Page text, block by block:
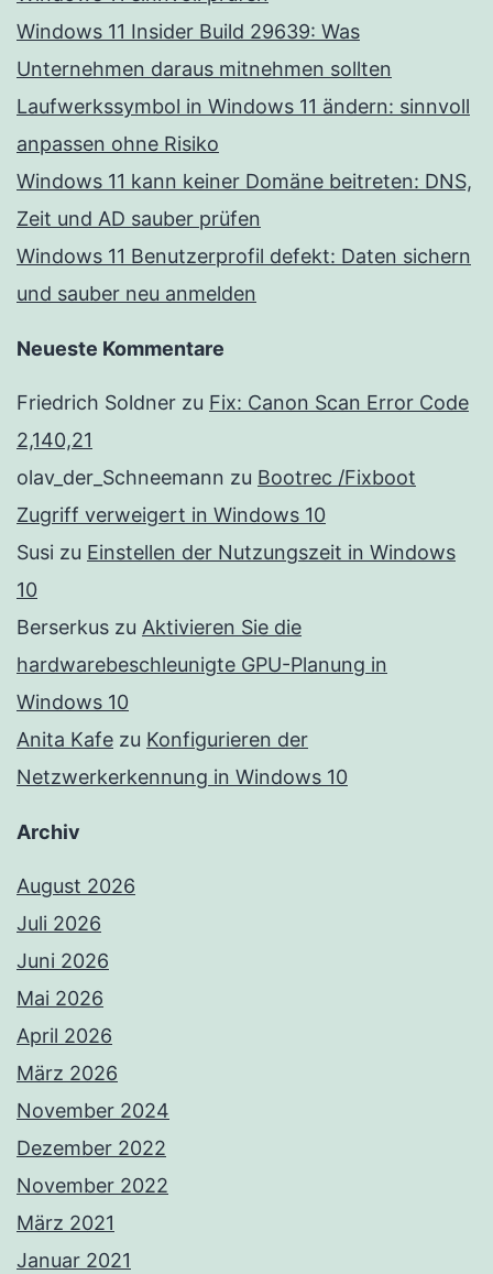
Windows 11 Insider Build 29639: Was
Unternehmen daraus mitnehmen sollten
Laufwerkssymbol in Windows 11 ändern: sinnvoll
anpassen ohne Risiko
Windows 11 kann keiner Domäne beitreten: DNS,
Zeit und AD sauber prüfen
Windows 11 Benutzerprofil defekt: Daten sichern
und sauber neu anmelden
Neueste Kommentare
Friedrich Soldner zu Fix: Canon Scan Error Code
2,140,21
olav_der_Schneemann zu Bootrec /Fixboot
Zugriff verweigert in Windows 10
Susi zu Einstellen der Nutzungszeit in Windows
10
Berserkus zu Aktivieren Sie die
hardwarebeschleunigte GPU-Planung in
Windows 10
Anita Kafe zu Konfigurieren der
Netzwerkerkennung in Windows 10
Archiv
August 2026
Juli 2026
Juni 2026
Mai 2026
April 2026
März 2026
November 2024
Dezember 2022
November 2022
März 2021
Januar 2021